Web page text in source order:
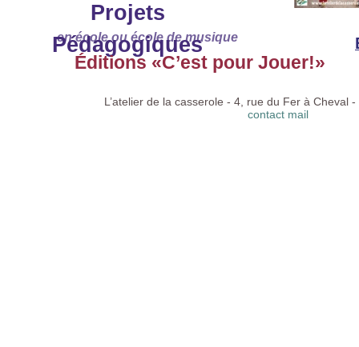
en école ou école de musique
L’atelier de la casserole - 4, rue du Fer à Cheval
contact mail
Projets
Pédagogiques
Éditions «C’est pour Jouer!»